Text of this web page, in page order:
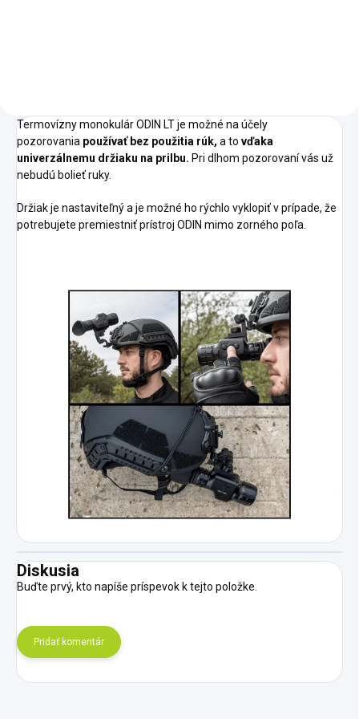
Termovízny monokulár ODIN LT je možné na účely
pozorovania používať bez použitia rúk, a to vďaka
univerzálnemu držiaku na prilbu. Pri dlhom pozorovaní vás už
nebudú bolieť ruky.
Držiak je nastaviteľný a je možné ho rýchlo vyklopiť v prípade, že
potrebujete premiestniť prístroj ODIN mimo zorného poľa.
Diskusia
Buďte prvý, kto napíše príspevok k tejto položke.
Pridať komentár